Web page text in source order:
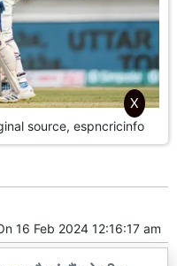
source, espncricinfo
16 Feb 2024 12:16:17 am
X